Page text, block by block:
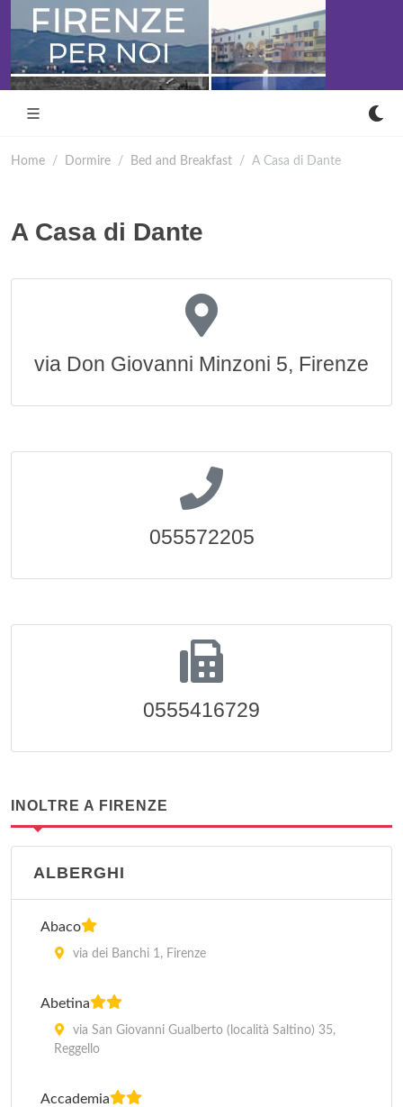
Home Dormire Bed and Breakfast A Casa di Dante
A Casa di Dante
via Don Giovanni Minzoni 5, Firenze
055572205
0555416729
INOLTRE A FIRENZE
ALBERGHI
Abaco
via dei Banchi 1, Firenze
Abetina
via San Giovanni Gualberto (località Saltino) 35,
Reggello
Accademia